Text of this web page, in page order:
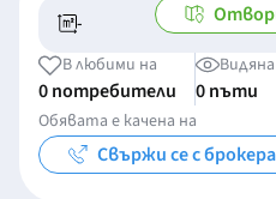
-
В любими на
0 потребители
Видяна
0 пъти
Обявата е качена на
Свържи се с брокера